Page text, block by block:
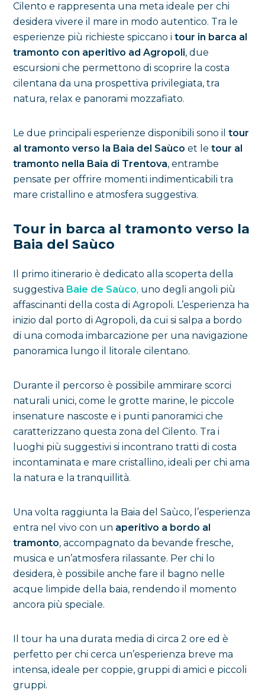
Cilento e rappresenta una meta ideale per chi
desidera vivere il mare in modo autentico. Tra le
esperienze più richieste spiccano i tour in barca al
tramonto con aperitivo ad Agropoli, due
escursioni che permettono di scoprire la costa
cilentana da una prospettiva privilegiata, tra
natura, relax e panorami mozzafiato.
Le due principali esperienze disponibili sono il tour
al tramonto verso la Baia del Saùco et le tour al
tramonto nella Baia di Trentova, entrambe
pensate per offrire momenti indimenticabili tra
mare cristallino e atmosfera suggestiva.
Tour in barca al tramonto verso la
Baia del Saùco
Il primo itinerario è dedicato alla scoperta della
suggestiva Baie de Saùco, uno degli angoli più
affascinanti della costa di Agropoli. L’esperienza ha
inizio dal porto di Agropoli, da cui si salpa a bordo
di una comoda imbarcazione per una navigazione
panoramica lungo il litorale cilentano.
Durante il percorso è possibile ammirare scorci
naturali unici, come le grotte marine, le piccole
insenature nascoste e i punti panoramici che
caratterizzano questa zona del Cilento. Tra i
luoghi più suggestivi si incontrano tratti di costa
incontaminata e mare cristallino, ideali per chi ama
la natura e la tranquillità.
Una volta raggiunta la Baia del Saùco, l’esperienza
entra nel vivo con un aperitivo a bordo al
tramonto, accompagnato da bevande fresche,
musica e un’atmosfera rilassante. Per chi lo
desidera, è possibile anche fare il bagno nelle
acque limpide della baia, rendendo il momento
ancora più speciale.
Il tour ha una durata media di circa 2 ore ed è
perfetto per chi cerca un’esperienza breve ma
intensa, ideale per coppie, gruppi di amici e piccoli
gruppi.